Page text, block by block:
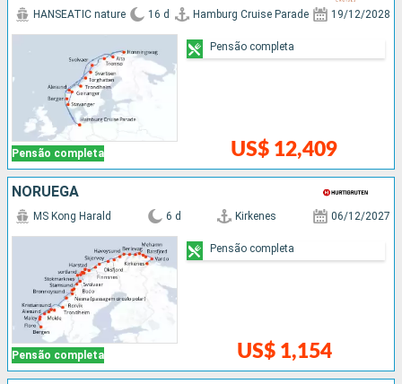
Pensão completa
HANSEATIC nature 16 d Hamburg Cruise Parade 19/12/2028
US$ 12,409
Pensão completa
NORUEGA
Pensão completa
MS Kong Harald 6 d Kirkenes 06/12/2027
US$ 1,154
Pensão completa